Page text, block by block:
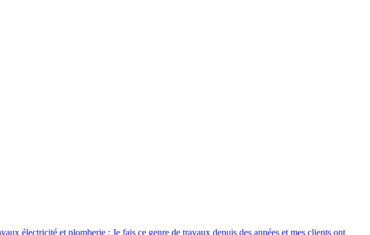
électricité et plomberie ; Je fais ce genre de travaux depuis des années et mes clients ont